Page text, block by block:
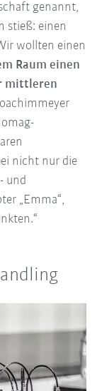
genannt,
stieß: einen
wollten einen
Raum einen
mittleren
nicht nur die
und
„Emma“,